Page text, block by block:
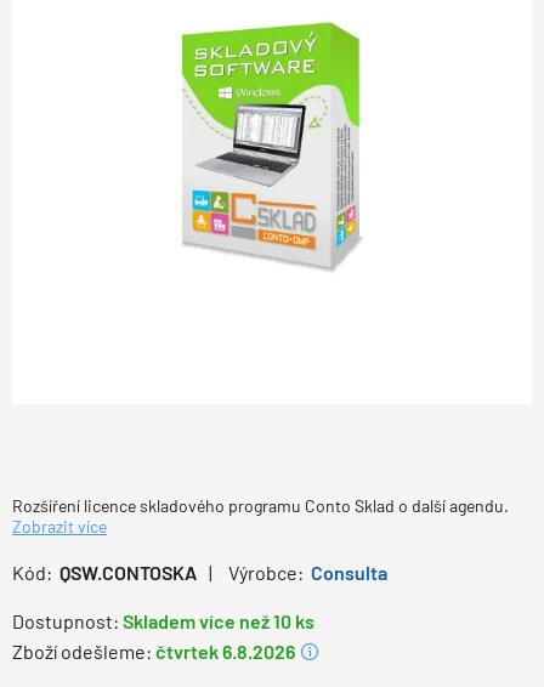
Rozšíření licence skladového programu Conto Sklad o další agendu.
Zobrazit více
Kód: QSW.CONTOSKA Výrobce: Consulta
Dostupnost: Skladem více než 10 ks
Zboží odešleme: čtvrtek 6.8.2026